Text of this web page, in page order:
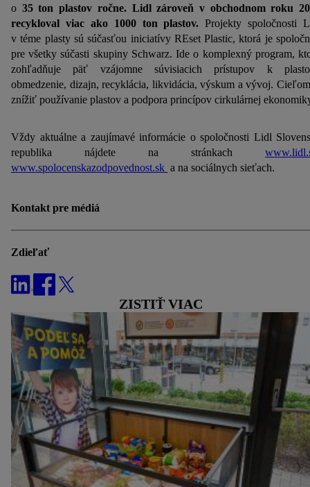
o 35 ton plastov ročne. Lidl zároveň v obchodnom roku
recykloval viac ako 1000 ton plastov.Projekty spoločnosti
v téme plasty sú súčasťou iniciatívy REset Plastic, ktorá je
pre všetky súčasti skupiny Schwarz. Ide o komplexný program,
zohľadňuje päť vzájomne súvisiacich prístupov k
obmedzenie, dizajn, recyklácia, likvidácia, výskum a vývoj.
znížiť používanie plastov a podpora princípov cirkulárnej
Vždy aktuálne a zaujímavé informácie o spoločnosti Lidl
republika nájdete na stránkach
www.spolocenskazodpovednost.sk a na sociálnych sieťach.
Kontakt pre médiá
Zdieľať
ZISTIŤ VIAC
internetovom obchode, ale nie jeho zakúpením), sa môžu
zobrazovať aj na rôznych zariadeniach a v rôznych službách
spoločnosti Lidl ak vám možno priradiť niekoľko koncových
zariadení alebo používanie viacerých služieb spoločnosti Lidl,
pomocou vašej hashovanej e-mailovej adresy a prípadne
ďalších identifikátorov/identifikátorov, ktoré má spoločnosť
V časti "Prispôsobiť" môžete povoliť jednotlivé účely a nájsť
ďalšie informácie o podmienkach spracúvania osobných
údajov.
vyjadríte súhlas so spracúvaním na všetky vyššie uvedené
účely. Ďalšie informácie vrátane informácií o dobe
uchovávania údajov a Vašom práve kedykoľvek odvolať
ochrany osobných údajov